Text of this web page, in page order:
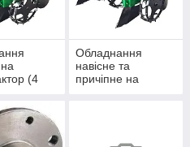
(4
під
Обладнання
навісне та
причіпне на